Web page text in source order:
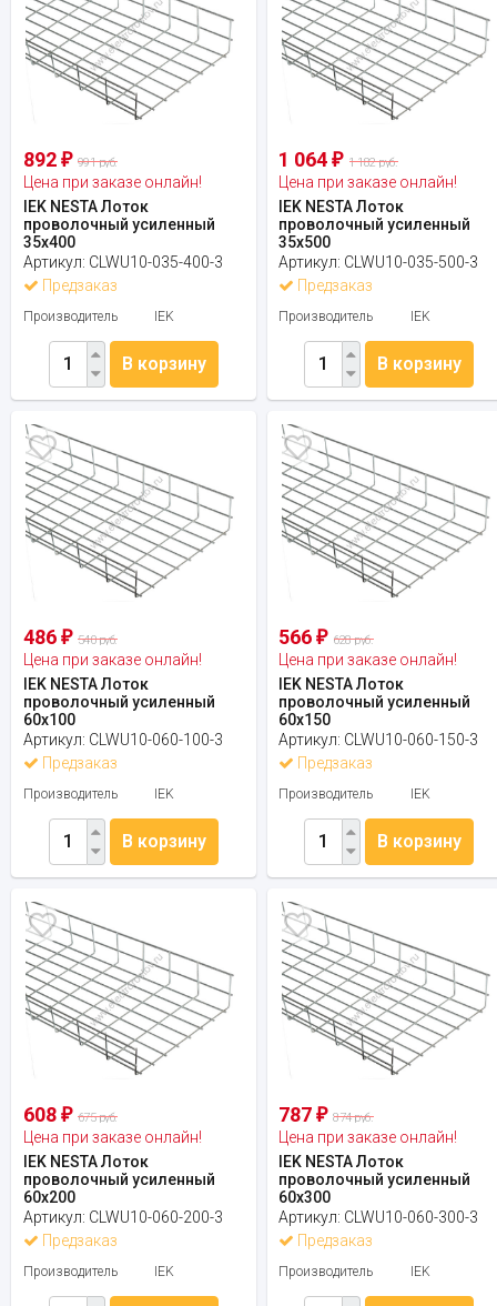
892 ₽ 991 руб.
Цена при заказе онлайн!
IEK NESTA Лоток
проволочный усиленный
35х400
Артикул: CLWU10-035-400-3
Предзаказ
Производитель IEK
В корзину
1 064₽ 1 182 руб.
Цена при заказе онлайн!
IEK NESTA Лоток
проволочный усиленный
35х500
Артикул: CLWU10-035-500-3
Предзаказ
Производитель IEK
В корзину
486 ₽ 540 руб.
Цена при заказе онлайн!
IEK NESTA Лоток
проволочный усиленный
60х100
Артикул: CLWU10-060-100-3
Предзаказ
Производитель IEK
В корзину
566₽ 628 руб.
Цена при заказе онлайн!
IEK NESTA Лоток
проволочный усиленный
60х150
Артикул: CLWU10-060-150-3
Предзаказ
Производитель IEK
В корзину
608 ₽ 675 руб.
Цена при заказе онлайн!
IEK NESTA Лоток
проволочный усиленный
60х200
Артикул: CLWU10-060-200-3
Предзаказ
Производитель IEK
787₽ 874 руб.
Цена при заказе онлайн!
IEK NESTA Лоток
проволочный усиленный
60х300
Артикул: CLWU10-060-300-3
Предзаказ
Производитель IEK